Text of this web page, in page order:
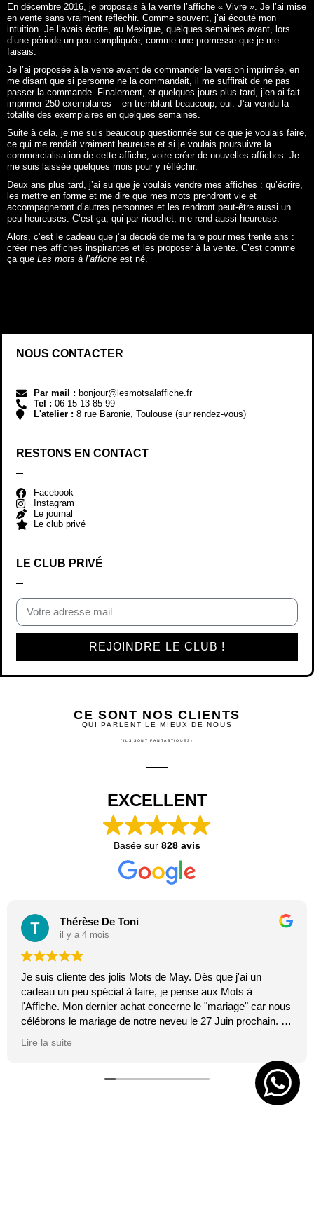
En décembre 2016, je proposais à la vente l’affiche « Vivre ». Je l’ai mise
en vente sans vraiment réfléchir. Comme souvent, j’ai écouté mon
intuition. Je l’avais écrite, au Mexique, quelques semaines avant, lors
d’une période un peu compliquée, comme une promesse que je me
faisais.
Je l’ai proposée à la vente avant de commander la version imprimée, en
me disant que si personne ne la commandait, il me suffirait de ne pas
passer la commande. Finalement, et quelques jours plus tard, j’en ai fait
imprimer 250 exemplaires – en tremblant beaucoup, oui. J’ai vendu la
totalité des exemplaires en quelques semaines.
Suite à cela, je me suis beaucoup questionnée sur ce que je voulais faire,
ce qui me rendait vraiment heureuse et si je voulais poursuivre la
commercialisation de cette affiche, voire créer de nouvelles affiches. Je
me suis laissée quelques mois pour y réfléchir.
Deux ans plus tard, j’ai su que je voulais vendre mes affiches : qu’écrire,
les mettre en forme et me dire que mes mots prendront vie et
accompagneront d’autres personnes et les rendront peut-être aussi un
peu heureuses. C’est ça, qui par ricochet, me rend aussi heureuse.
Alors, c’est le cadeau que j’ai décidé de me faire pour mes trente ans :
créer mes affiches inspirantes et les proposer à la vente. C’est comme
ça que Les mots à l’affiche est né.
NOUS CONTACTER
Par mail : bonjour@lesmotsalaffiche.fr
Tel : 06 15 13 85 99
L'atelier : 8 rue Baronie, Toulouse (sur rendez-vous)
RESTONS EN CONTACT
Facebook
Instagram
Le journal
Le club privé
LE CLUB PRIVÉ
REJOINDRE LE CLUB !
CE SONT NOS CLIENTS
QUI PARLENT LE MIEUX DE NOUS
(ILS SONT FANTASTIQUES)
EXCELLENT
Basée sur 828 avis
Thérèse De Toni
il y a 4 mois
Je suis cliente des jolis Mots de May. Dès que j'ai un
cadeau un peu spécial à faire, je pense aux Mots à
l'Affiche. Mon dernier achat concerne le "mariage" car nous
célébrons le mariage de notre neveu le 27 Juin prochain. Je
Lire la suite